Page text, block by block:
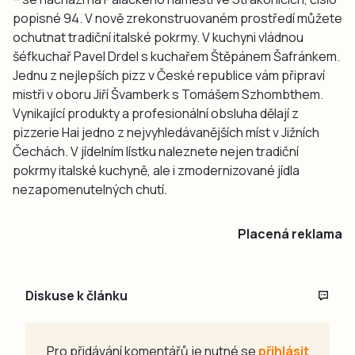
popisné 94. V nově zrekonstruovaném prostředí můžete
ochutnat tradiční italské pokrmy. V kuchyni vládnou
šéfkuchař Pavel Drdel s kuchařem Štěpánem Šafránkem.
Jednu z nejlepších pizz v České republice vám připraví
mistři v oboru Jiří Švamberk s Tomášem Szhombthem.
Vynikající produkty a profesionální obsluha dělají z
pizzerie Hai jedno z nejvyhledávanějších míst v Jižních
Čechách. V jídelním lístku naleznete nejen tradiční
pokrmy italské kuchyně, ale i zmodernizované jídla
nezapomenutelných chutí.
Placená reklama
Diskuse k článku
Pro přidávání komentářů je nutné se přihlásit